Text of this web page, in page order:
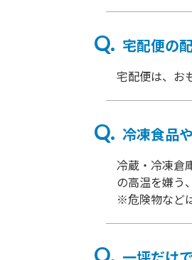
宅配便の
宅配便は、お
冷凍食品
冷蔵・冷凍倉
の高温を嫌う
※危険物など